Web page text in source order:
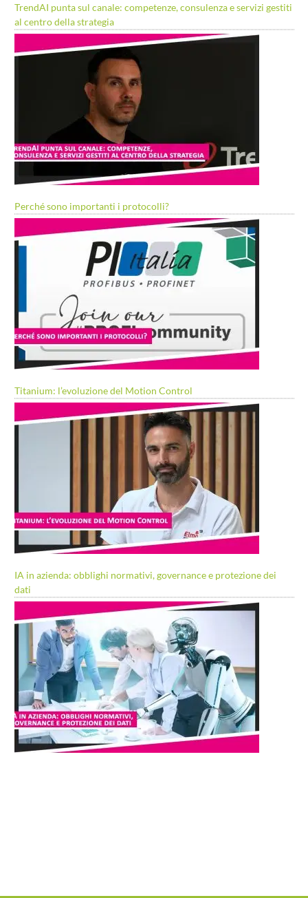
TrendAI punta sul canale: competenze, consulenza e servizi gestiti
al centro della strategia
Perché sono importanti i protocolli?
Titanium: l’evoluzione del Motion Control
IA in azienda: obblighi normativi, governance e protezione dei
dati